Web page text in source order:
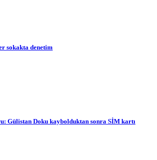
sokakta denetim
Gülistan Doku kaybolduktan sonra SİM kartı